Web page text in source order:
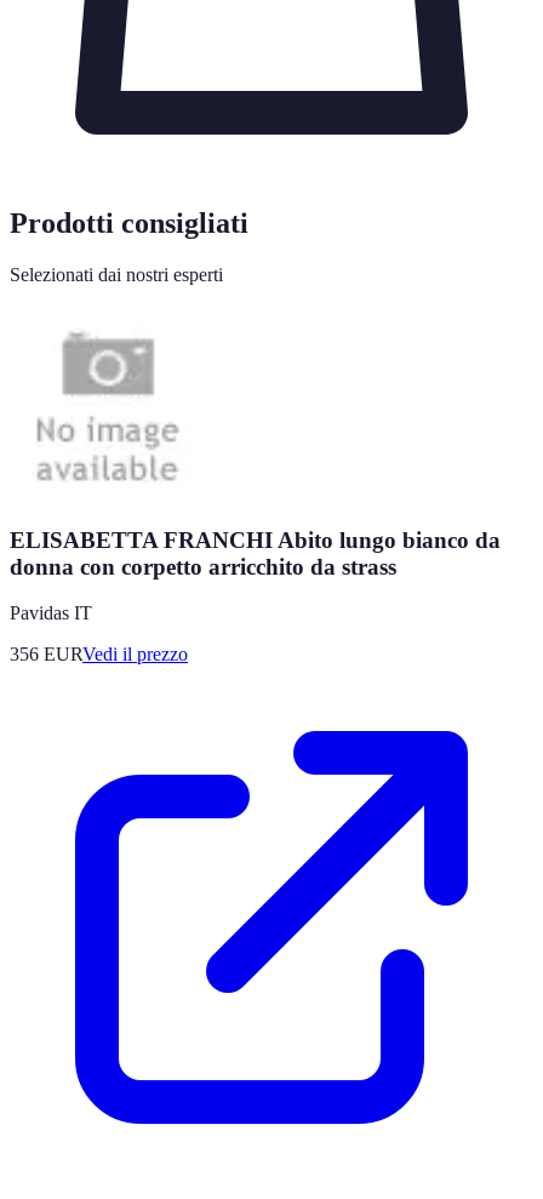
Prodotti consigliati
Selezionati dai nostri esperti
ELISABETTA FRANCHI Abito lungo bianco da
donna con corpetto arricchito da strass
Pavidas IT
356 EURVedi il prezzo